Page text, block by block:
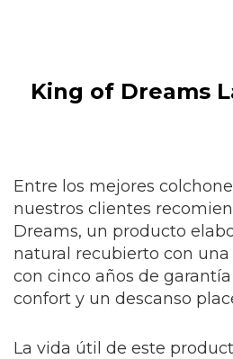
King of Dreams
Entre los mejores
nuestros clientes
Dreams, un producto
natural recubierto con
con cinco años de
confort y un descanso
La vida útil de este